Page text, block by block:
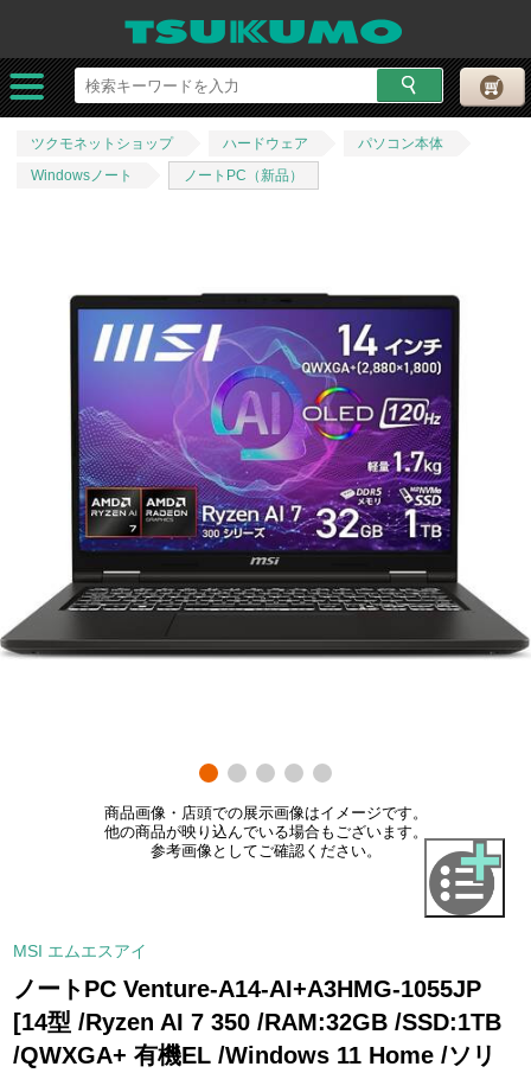
ツクモネットショップ ハードウェア
パソコン本体
Windowsノート
ノートPC（新品）
商品画像・店頭での展示画像はイメージです。
他の商品が映り込んでいる場合もございます。
参考画像としてご確認ください。
MSI エムエスアイ
ノートPC Venture-A14-AI+A3HMG-1055JP
[14型 /Ryzen AI 7 350 /RAM:32GB /SSD:1TB
/QWXGA+ 有機EL /Windows 11 Home /ソリ